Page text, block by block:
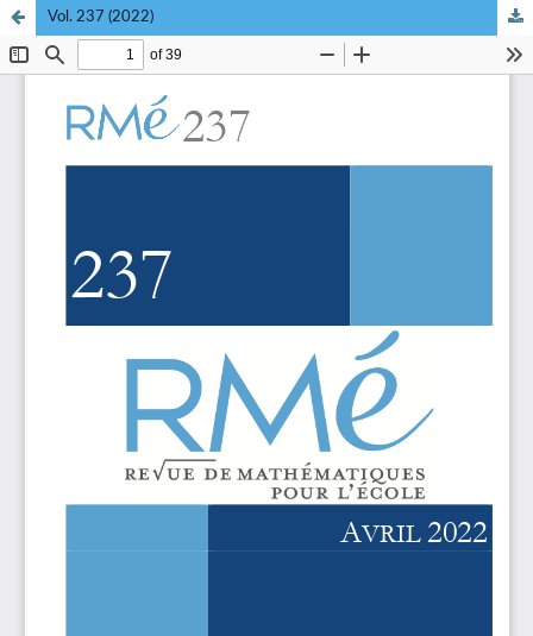
Vol. 237 (2022)